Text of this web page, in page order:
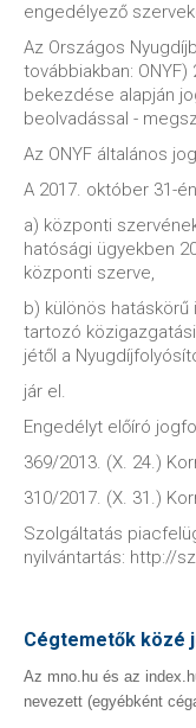
engedélyező
Az Országos
továbbiakban:
bekezdése alapján
beolvadással -
Az ONYF általános
A 2017. október 31-
a) központi
hatósági ügyekben
központi szerve,
b) különös
tartozó
jétől a
jár el.
Engedélyt előíró
369/2013. (X. 24.)
310/2017. (X. 31.)
Szolgáltatás
nyilvántartás: http://
Cégtemetők közé
Az mno.hu és az
nevezett (egyébként